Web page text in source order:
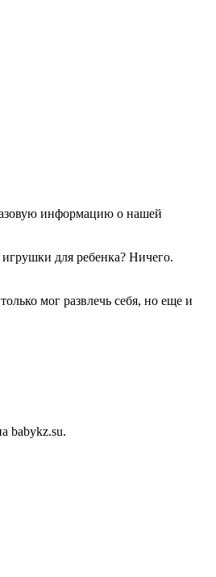
информацию о нашей
для ребенка? Ничего.
мог развлечь себя, но еще и
babykz.su.